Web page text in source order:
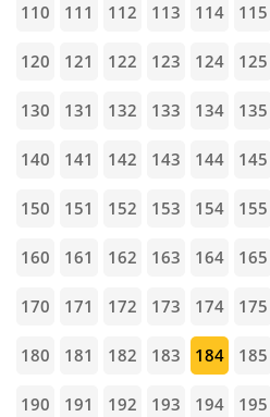
110 111 112 113 114 115
120 121 122 123 124 125
130 131 132 133 134 135
140 141 142 143 144 145
150 151 152 153 154 155
160 161 162 163 164 165
170 171 172 173 174 175
180 181 182 183 184 185
190 191 192 193 194 195